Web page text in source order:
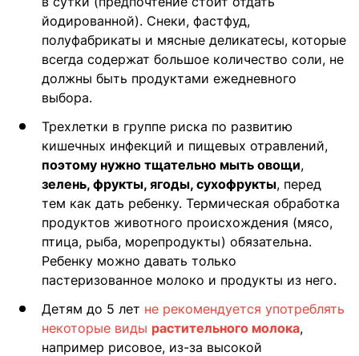
йодированной). Снеки, фастфуд,
полуфабрикаты и мясные деликатесы, которые
всегда содержат большое количество соли, не
должны быть продуктами ежедневного
выбора.
Трехлетки в группе риска по развитию
кишечных инфекций и пищевых отравлений,
поэтому нужно тщательно мыть овощи,
зелень, фрукты, ягоды, сухофрукты, перед
тем как дать ребенку. Термическая обработка
продуктов животного происхождения (мясо,
птица, рыба, морепродукты) обязательна.
Ребенку можно давать только
пастеризованное молоко и продукты из него.
Детям до 5 лет не рекомендуется употреблять
некоторые виды растительного молока,
например рисовое, из-за высокой